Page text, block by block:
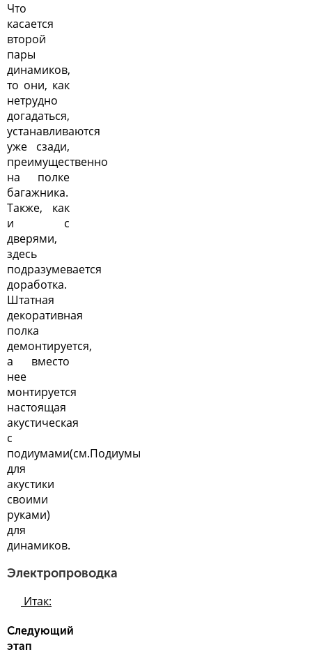
Что
касается
второй
пары
динамиков,
то они, как
нетрудно
догадаться,
устанавливаются
уже сзади,
преимущественно
на полке
багажника.
Также, как
и с
дверями,
здесь
подразумевается
доработка.
Штатная
декоративная
полка
демонтируется,
а вместо
нее
монтируется
настоящая
акустическая
с
подиумами(см.Подиумы
для
акустики
своими
руками)
для
динамиков.
Электропроводка
Итак:
Следующий
этап